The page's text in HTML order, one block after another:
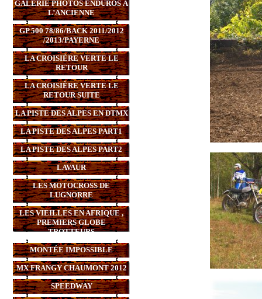
GALERIE PHOTOS ENDUROS À
L’ANCIENNE
GP 500 78/86/BACK 2011/2012
/2013/PAYERNE
LA CROISIÈRE VERTE LE
RETOUR
LA CROISIÈRE VERTE LE
RETOUR SUITE
LA PISTE DES ALPES EN DTMX
LA PISTE DES ALPES PART1
LA PISTE DES ALPES PART2
LAVAUR
LES MOTOCROSS DE
LUGNORRE
LES VIEILLES EN AFRIQUE ,
PREMIERS GLOBE
TROTTEURS
MONTÉE IMPOSSIBLE
MX FRANGY CHAUMONT 2012
SPEEDWAY